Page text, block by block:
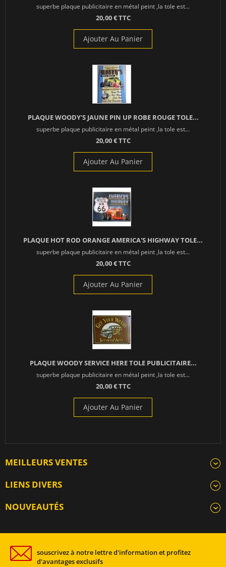
superbe plaque publicitaire en métal peint ,la tole est...
20,00 € TTC
Ajouter Au Panier
PLAQUE WOODY'S JAUNE PIN UP ROBE ROUGE TOLE...
superbe plaque publicitaire en métal peint ,la tole est...
20,00 € TTC
Ajouter Au Panier
PLAQUE HOT ROD ORANGE AMERICA'S HIGHWAY TOLE...
superbe plaque publicitaire en métal peint ,la tole est...
20,00 € TTC
Ajouter Au Panier
PLAQUE WOODY SERVICE HERE TOLE PUBLICITAIRE...
superbe plaque publicitaire en métal peint ,la tole est...
20,00 € TTC
Ajouter Au Panier
MEILLEURS VENTES
LIENS DIVERS
NOUVEAUTÉS
souscrivez à notre lettre d'information et profitez
d'avantages exclusifs